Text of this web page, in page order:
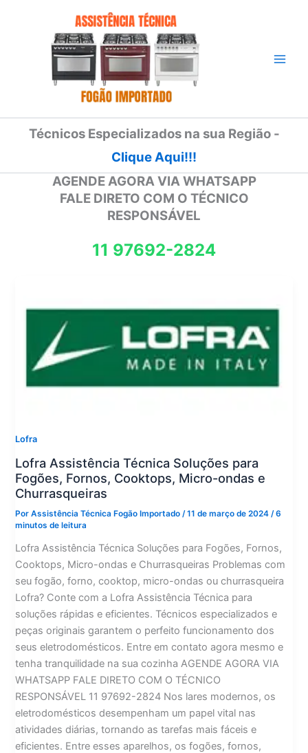
Técnicos Especializados na sua Região -
Clique Aqui!!!
AGENDE AGORA VIA WHATSAPP
FALE DIRETO COM O TÉCNICO
RESPONSÁVEL
11 97692-2824
Lofra
Lofra Assistência Técnica Soluções para
Fogões, Fornos, Cooktops, Micro-ondas e
Churrasqueiras
PorAssistência Técnica Fogão Importado/11 de março de 2024/6
minutos de leitura
Lofra Assistência Técnica Soluções para Fogões, Fornos,
Cooktops, Micro-ondas e Churrasqueiras Problemas com
seu fogão, forno, cooktop, micro-ondas ou churrasqueira
Lofra? Conte com a Lofra Assistência Técnica para
soluções rápidas e eficientes. Técnicos especializados e
peças originais garantem o perfeito funcionamento dos
seus eletrodomésticos. Entre em contato agora mesmo e
tenha tranquilidade na sua cozinha AGENDE AGORA VIA
WHATSAPP FALE DIRETO COM O TÉCNICO
RESPONSÁVEL 11 97692-2824 Nos lares modernos, os
eletrodomésticos desempenham um papel vital nas
atividades diárias, tornando as tarefas mais fáceis e
eficientes. Entre esses aparelhos, os fogões, fornos,